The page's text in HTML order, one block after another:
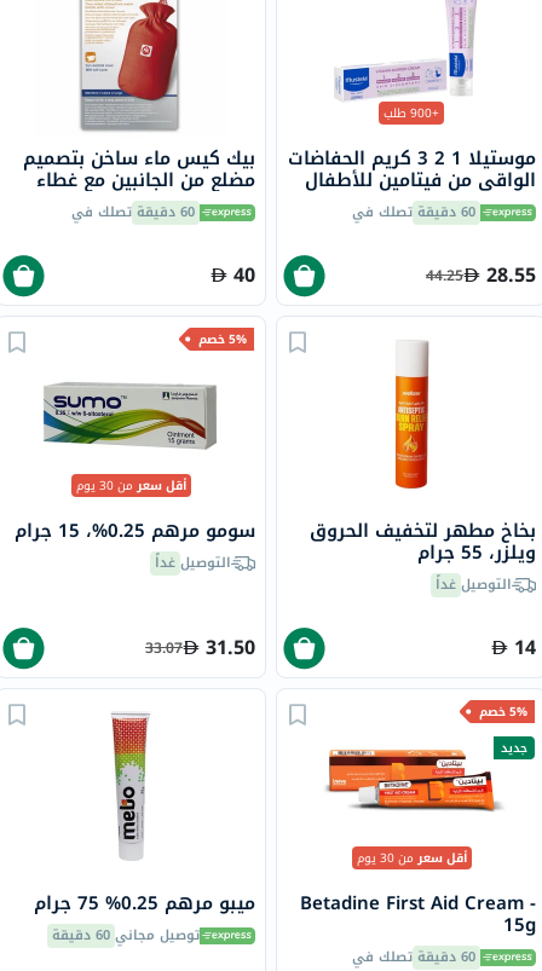
+900 طلب
موستيلا 1 2 3 كريم الحفاضات
الواقي من فيتامين للأطفال
50 مل 60 دقيقة تصلك في
28.55
44.25
بيك كيس ماء ساخن بتصميم
مضلع من الجانبين مع غطاء
60 دقيقة تصلك في
40
بخاخ مطهر لتخفيف الحروق
ويلزر، 55 جرام
التوصيلغداً
14
5% خصم
أقل سعرمن 30 يوم
سومو مرهم 0.25%، 15 جرام
التوصيلغداً
31.50
33.07
5% خصم
جديد
أقل سعرمن 30 يوم
Betadine First Aid Cream -
15g
60 دقيقة تصلك في
ميبو مرهم 0.25% 75 جرام
توصيل مجاني60 دقيقة